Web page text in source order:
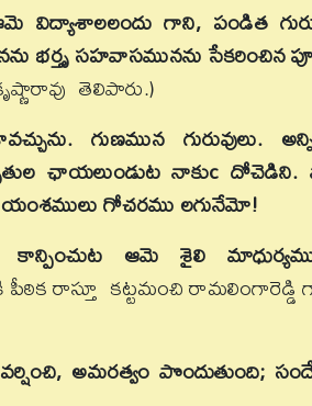
విద్యాశాలలందు గాని, పండిత
భర్తృ సహవాసమునను సేకరించిన
తెలిపారు.)
గుణమున గురువులు.
ఛాయలుండుట నాకుc దోచెడిని.
యంశములు గోచరము లగునేమో!
ఆమె శైలి
రాస్తూ కట్టమంచి రామలింగారెడ్డి
అమరత్వం పొందుతుంది;